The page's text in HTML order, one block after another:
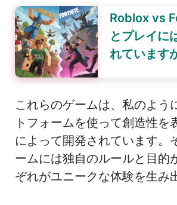
Roblox vs
とプレイに
れています
これらのゲームは、私のよう
トフォームを使って創造性を
によって開発されています。
ームには独自のルールと目的
ぞれがユニークな体験を生み